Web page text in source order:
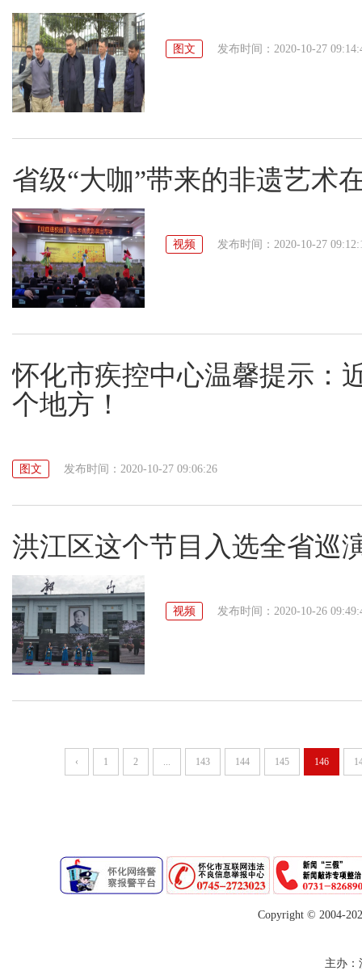
图文 发布时间：2020-10-27
省级“大咖”带来的非遗艺术
视频 发布时间：2020-10-27
怀化市疾控中心温馨提示：
个地方！
图文 发布时间：2020-10-27 09:06:26
洪江区这个节目入选全省巡
视频 发布时间：2020-10-26
‹ 1 2 ... 143 144 145 146
Copyright © 2004-
主办：